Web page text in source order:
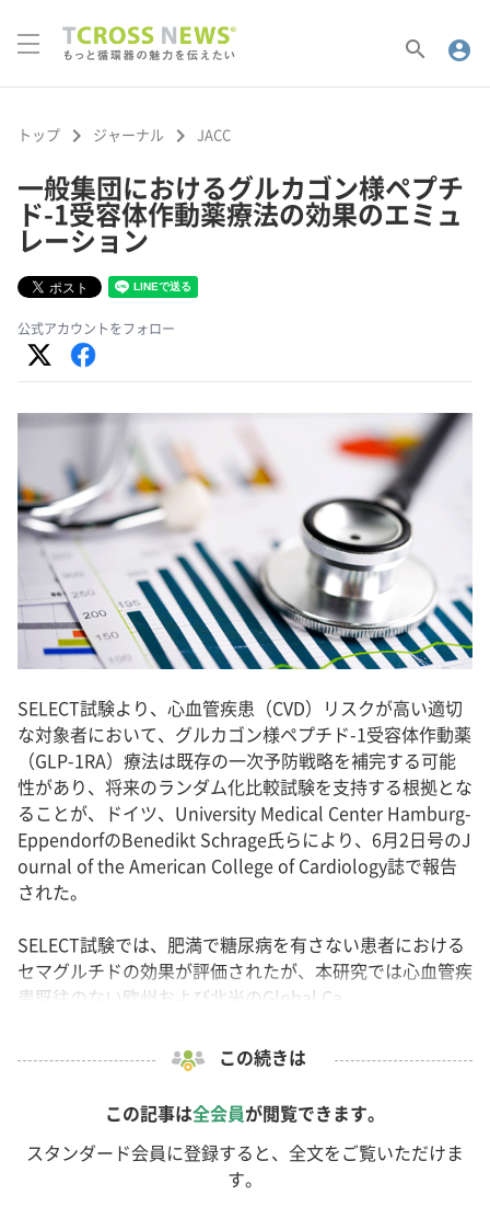
search account_circle
トップ keyboard_arrow_right ジャーナル keyboard_arrow_right JACC
一般集団におけるグルカゴン様ペプチ
ド-1受容体作動薬療法の効果のエミュ
レーション
公式アカウントをフォロー
SELECT試験より、心血管疾患（CVD）リスクが高い適切
な対象者において、グルカゴン様ペプチド-1受容体作動薬
（GLP-1RA）療法は既存の一次予防戦略を補完する可能
性があり、将来のランダム化比較試験を支持する根拠とな
ることが、ドイツ、University Medical Center Hamburg-
EppendorfのBenedikt Schrage氏らにより、6月2日号のJ
ournal of the American College of Cardiology誌で報告
された。
SELECT試験では、肥満で糖尿病を有さない患者における
セマグルチドの効果が評価されたが、本研究では心血管疾
患既往のない欧州および北米のGlobal Ca...
この続きは
この記事は全会員が閲覧できます。
スタンダード会員に登録すると、全文をご覧いただけま
す。